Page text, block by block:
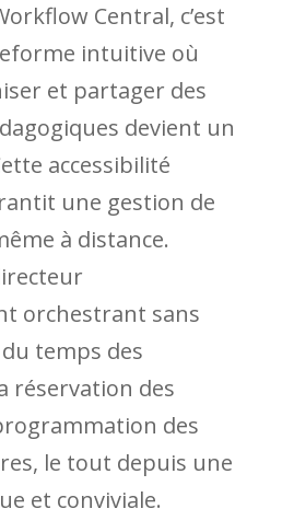
Central, c’est
intuitive où
et partager des
devient un
accessibilité
une gestion de
à distance.
orchestrant sans
temps des
réservation des
des
le tout depuis une
et conviviale.